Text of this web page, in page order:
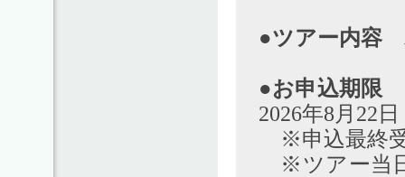
●ツアー内容
●お申込期限
2026年8月22
※申込最終受
※ツアー当